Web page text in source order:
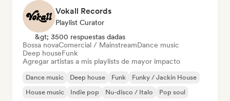
Vokall Records
Playlist Curator
&gt; 3500 respuestas dadas
Bossa novaComercial / MainstreamDance music
Deep houseFunk
Agregar artistas a mis playlists de mayor impacto
Dance music Deep house Funk
Funky / Jackin House
House music
Indie pop Nu-disco / Italo Pop soul